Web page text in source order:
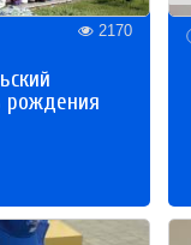
2170
рождения